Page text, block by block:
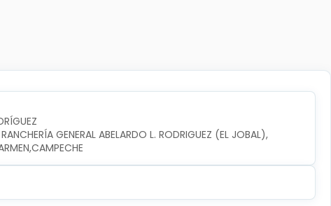
GENERAL ABELARDO L. RODRIGUEZ (EL JOBAL),